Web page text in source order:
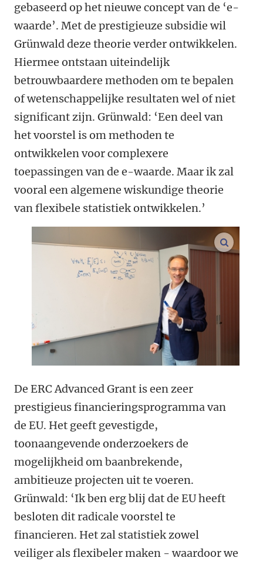
gebaseerd op het nieuwe concept van de ‘e-
waarde’. Met de prestigieuze subsidie wil
Grünwald deze theorie verder ontwikkelen.
Hiermee ontstaan uiteindelijk
betrouwbaardere methoden om te bepalen
of wetenschappelijke resultaten wel of niet
significant zijn. Grünwald: ‘Een deel van
het voorstel is om methoden te
ontwikkelen voor complexere
toepassingen van de e-waarde. Maar ik zal
vooral een algemene wiskundige theorie
van flexibele statistiek ontwikkelen.’
De ERC Advanced Grant is een zeer
prestigieus financieringsprogramma van
de EU. Het geeft gevestigde,
toonaangevende onderzoekers de
mogelijkheid om baanbrekende,
ambitieuze projecten uit te voeren.
Grünwald: ‘Ik ben erg blij dat de EU heeft
besloten dit radicale voorstel te
financieren. Het zal statistiek zowel
veiliger als flexibeler maken - waardoor we